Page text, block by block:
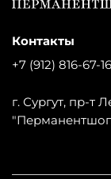
Контакты
+7 (912) 816-67-16
г. Сургут, пр-т